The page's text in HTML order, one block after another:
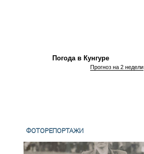
Погода в Кунгуре
Прогноз на 2 недели
ФОТОРЕПОРТАЖИ